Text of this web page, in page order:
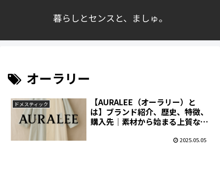
暮らしとセンスと、ましゅ。
オーラリー
ドメスティック
【AURALEE（オーラリー）と
は】ブランド紹介、歴史、特徴、
購入先｜素材から始まる上質な日
2025.05.05